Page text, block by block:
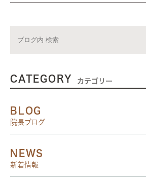
CATEGORY カテゴリー
BLOG
院長ブログ
NEWS
新着情報